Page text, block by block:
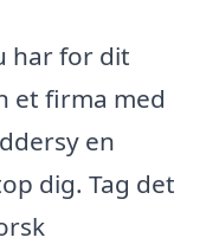
har for dit
et firma med
en
dig. Tag det